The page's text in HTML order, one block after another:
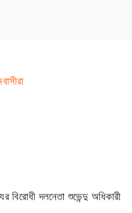
বিরোধী দলনেতা শুভেন্দু অধিকারী